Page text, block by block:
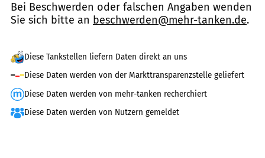
Bei Beschwerden oder falschen Angaben wenden
Sie sich bitte an beschwerden@mehr-tanken.de.
Diese Tankstellen liefern Daten direkt an uns
Diese Daten werden von der Markttransparenzstelle geliefert
Diese Daten werden von mehr-tanken recherchiert
Diese Daten werden von Nutzern gemeldet